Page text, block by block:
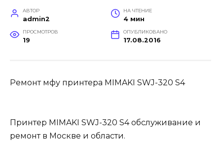
АВТОР
admin2
НА ЧТЕНИЕ
4 мин
ПРОСМОТРОВ
19
ОПУБЛИКОВАНО
17.08.2016
Ремонт мфу принтера MIMAKI SWJ-320 S4
Принтер MIMAKI SWJ-320 S4 обслуживание и
ремонт в Москве и области.